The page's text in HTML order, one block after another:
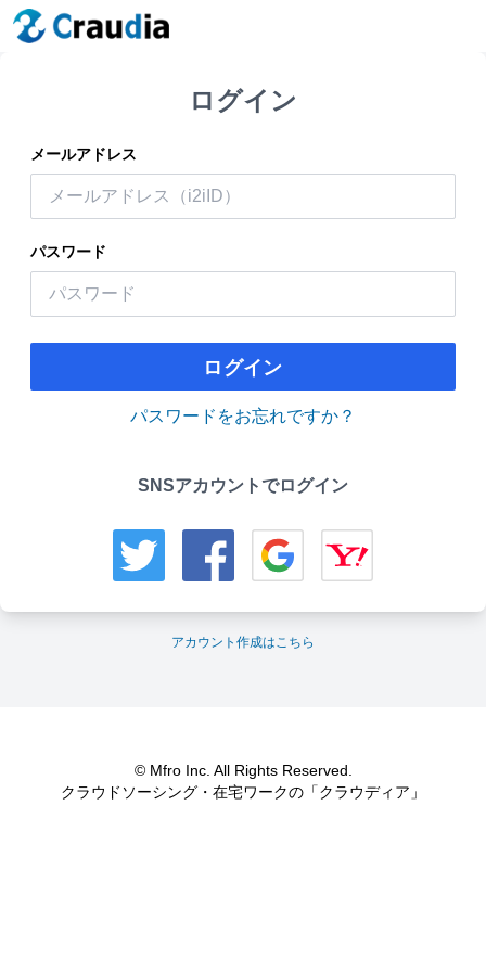
ログイン
メールアドレス
パスワード
ログイン
パスワードをお忘れですか？
SNSアカウントでログイン
アカウント作成はこちら
© Mfro Inc. All Rights Reserved.
クラウドソーシング・在宅ワークの「クラウディア」